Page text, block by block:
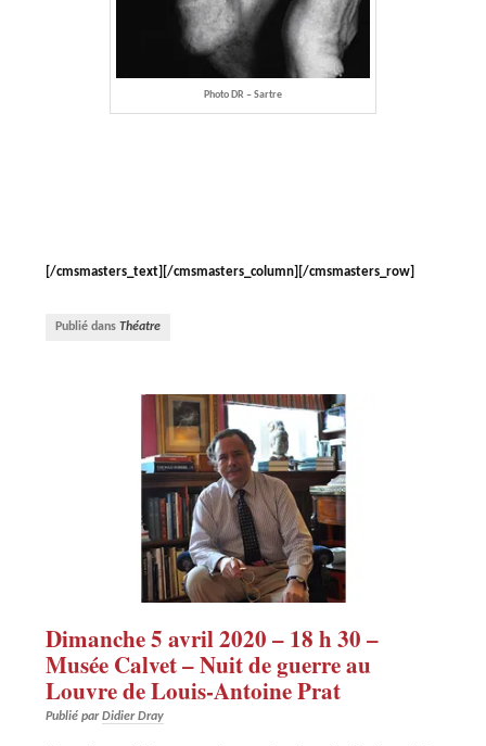
Photo DR – Sartre
[/cmsmasters_text][/cmsmasters_column][/cmsmasters_row]
Publié dans Théatre
Dimanche 5 avril 2020 – 18 h 30 –
Musée Calvet – Nuit de guerre au
Louvre de Louis-Antoine Prat
Publié parDidier Dray